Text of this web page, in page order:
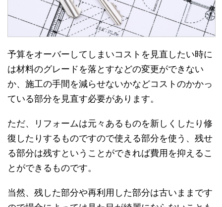
予算をオーバーしてしまいコストを見直したい時に
は材料のグレードを落とすなどの変更ができない
か、施工の手間を減らせないかなどコストのかかっ
ている部分を見直す必要があります。
ただ、リフォームは元々あるものを新しくしたり修
復したりするものですので使える部分を使う、残せ
る部分は残すということができれば費用を抑えるこ
とができるものです。
当然、残した部分や再利用した部分は古いままです